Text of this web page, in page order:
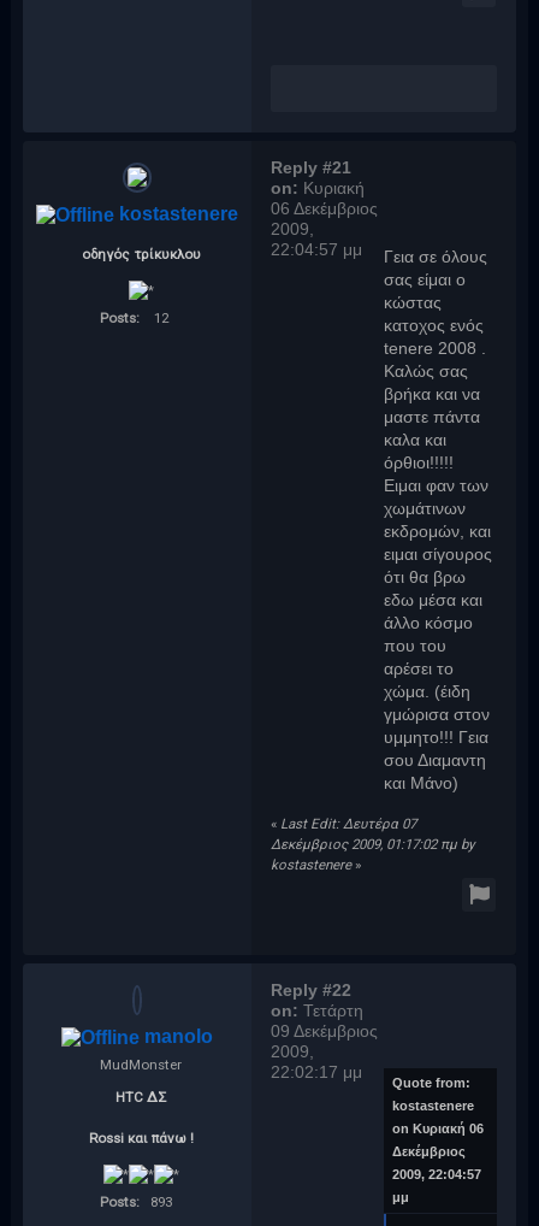
kostastenere
οδηγός τρίκυκλου
Posts: 12
Reply #21
on: Κυριακή
06 Δεκέμβριος
2009,
22:04:57 μμ
Γεια σε όλους
σας είμαι ο
κώστας
κατοχος ενός
tenere 2008 .
Καλώς σας
βρήκα και να
μαστε πάντα
καλα και
όρθιοι!!!!!
Ειμαι φαν των
χωμάτινων
εκδρομών, και
ειμαι σίγουρος
ότι θα βρω
εδω μέσα και
άλλο κόσμο
που του
αρέσει το
χώμα. (έιδη
γμώρισα στον
υμμητο!!! Γεια
σου Διαμαντη
και Μάνο)
« Last Edit: Δευτέρα 07
Δεκέμβριος 2009, 01:17:02 πμ by
kostastenere»
manolo
MudMonster
HTC ΔΣ
Rossi και πάνω !
Posts: 893
Reply #22
on: Τετάρτη
09 Δεκέμβριος
2009,
22:02:17 μμ
Quote from:
kostastenere
on Κυριακή 06
Δεκέμβριος
2009, 22:04:57
μμ